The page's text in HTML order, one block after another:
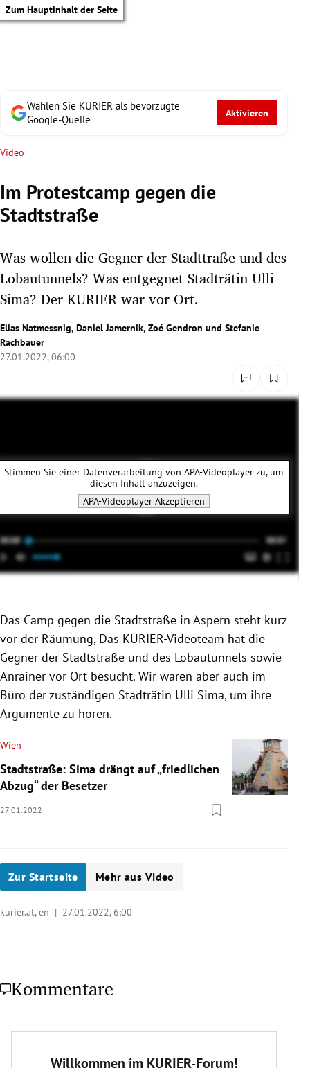
Zum Hauptinhalt der Seite
Untermenü
Untermenü
Untermenü
Untermenü
Untermenü
Untermenü
Wählen Sie KURIER als bevorzugte
Google-Quelle
Aktivieren
Video
Im Protestcamp gegen die
Stadtstraße
Was wollen die Gegner der Stadttraße und des
Lobautunnels? Was entgegnet Stadträtin Ulli
Sima? Der KURIER war vor Ort.
Elias Natmessnig, Daniel Jamernik, Zoé Gendron und Stefanie
Rachbauer
27.01.2022, 06:00
Stimmen Sie einer Datenverarbeitung vonAPA-Videoplayer zu, um
diesen Inhalt anzuzeigen.
APA-VideoplayerAkzeptieren
Das Camp gegen die Stadtstraße in Aspern steht kurz
vor der Räumung, Das KURIER-Videoteam hat die
Gegner der Stadtstraße und des Lobautunnels sowie
Anrainer vor Ort besucht. Wir waren aber auch im
Büro der zuständigen Stadträtin Ulli Sima, um ihre
Argumente zu hören.
Wien
Stadtstraße: Sima drängt auf „friedlichen
Abzug“ der Besetzer
27.01.2022
Zur Startseite Mehr aus Video
kurier.at, en | 27.01.2022, 6:00
Kommentare